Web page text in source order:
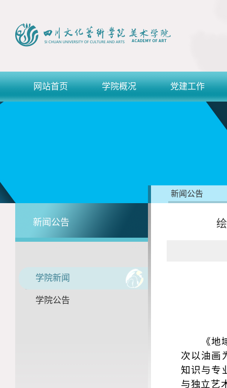
网站首页 学院概况 党建工作
新闻公告
学院新闻
学院公告
新闻公告
《
次以油画
知识与专
与独立艺